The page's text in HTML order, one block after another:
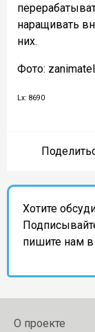
наращивать
них.
Фото:
Lx: 8690
Хотите
пишите нам
О проекте